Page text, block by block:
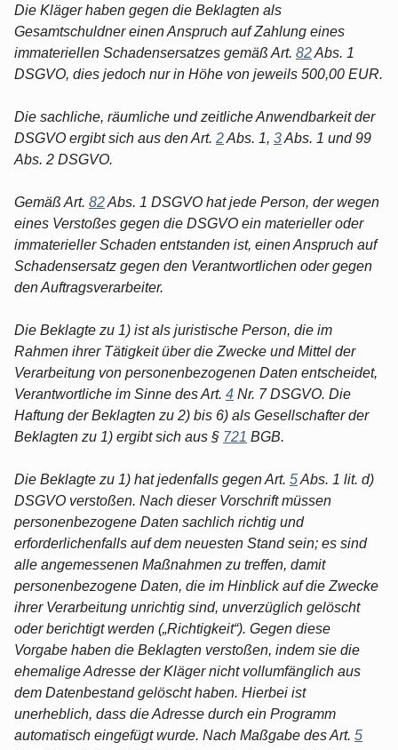
Die Kläger haben gegen die Beklagten als
Gesamtschuldner einen Anspruch auf Zahlung eines
immateriellen Schadensersatzes gemäß Art. 82Abs. 1
DSGVO, dies jedoch nur in Höhe von jeweils 500,00 EUR.
Die sachliche, räumliche und zeitliche Anwendbarkeit der
DSGVO ergibt sich aus den Art. 2Abs. 1, 3Abs. 1 und 99
Abs. 2 DSGVO.
Gemäß Art. 82Abs. 1 DSGVO hat jede Person, der wegen
eines Verstoßes gegen die DSGVO ein materieller oder
immaterieller Schaden entstanden ist, einen Anspruch auf
Schadensersatz gegen den Verantwortlichen oder gegen
den Auftragsverarbeiter.
Die Beklagte zu 1) ist als juristische Person, die im
Rahmen ihrer Tätigkeit über die Zwecke und Mittel der
Verarbeitung von personenbezogenen Daten entscheidet,
Verantwortliche im Sinne des Art. 4 Nr. 7 DSGVO. Die
Haftung der Beklagten zu 2) bis 6) als Gesellschafter der
Beklagten zu 1) ergibt sich aus § 721 BGB.
Die Beklagte zu 1) hat jedenfalls gegen Art. 5Abs. 1 lit. d)
DSGVO verstoßen. Nach dieser Vorschrift müssen
personenbezogene Daten sachlich richtig und
erforderlichenfalls auf dem neuesten Stand sein; es sind
alle angemessenen Maßnahmen zu treffen, damit
personenbezogene Daten, die im Hinblick auf die Zwecke
ihrer Verarbeitung unrichtig sind, unverzüglich gelöscht
oder berichtigt werden („Richtigkeit“). Gegen diese
Vorgabe haben die Beklagten verstoßen, indem sie die
ehemalige Adresse der Kläger nicht vollumfänglich aus
dem Datenbestand gelöscht haben. Hierbei ist
unerheblich, dass die Adresse durch ein Programm
automatisch eingefügt wurde. Nach Maßgabe des Art. 5